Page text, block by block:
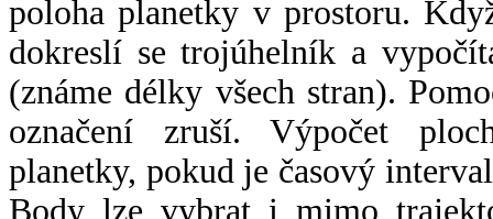
poloha planetky v prostoru.
dokreslí se trojúhelník a
(známe délky všech stran).
označení zruší. Výpočet
planetky, pokud je časový
Body lze vybrat i mimo